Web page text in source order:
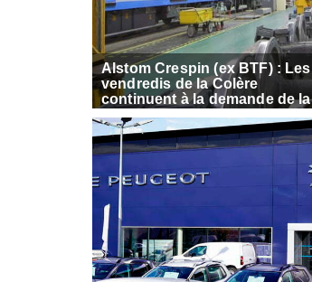
Alstom Crespin (ex BTF) : Les
vendredis de la Colère
continuent à la demande de la
CFDT